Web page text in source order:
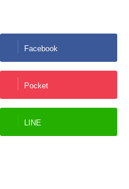
Facebook
Pocket
LINE